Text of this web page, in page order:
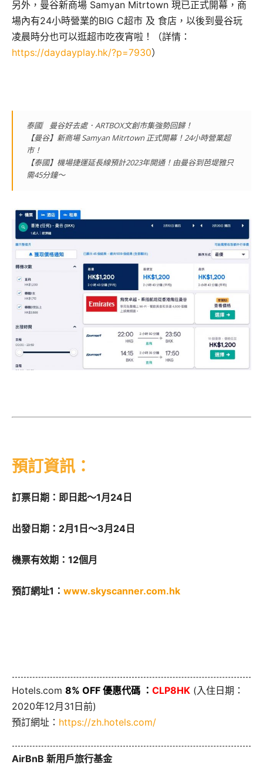
另外，曼谷新商場 Samyan Mitrtown 現已正式開幕，商
場內有24小時營業的BIG C超市 及 食店，以後到曼谷玩
凌晨時分也可以逛超市吃夜宵啦！（詳情：
https://daydayplay.hk/?p=7930）
泰國︳曼谷好去處．ARTBOX文創市集強勢回歸！
【曼谷】新商場 Samyan Mitrtown 正式開幕！24小時營業超
市！
【泰國】機場捷運延長線預計2023年開通！由曼谷到芭堤雅只
需45分鐘～
預訂資訊：
訂票日期：即日起～1月24日
出發日期： 2月1日～3月24日
機票有效期：12個月
預訂網址1： www.skyscanner.com.hk
Hotels.com 8% OFF 優惠代碼 ： CLP8HK (入住日期：
2020年12月31日前)
預訂網址： https://zh.hotels.com/
AirBnB 新用戶旅行基金